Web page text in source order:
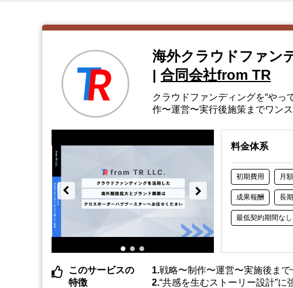
海外クラウドファン
| 合同会社from TR
クラウドファンディングを“やっ
作〜運営〜実行後施策までワンス
料金体系
初期費用 月
成果報酬 長
最低契約期間なし
このサービスの
特徴
戦略〜制作〜運営〜実施後ま
“共感を生むストーリー設計”に